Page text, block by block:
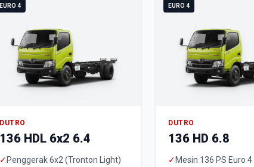
EURO 4
DUTRO
136 HDL 6x2 6.4
✓ Penggerak 6x2 (Tronton Light)
EURO 4
DUTRO
136 HD 6.8
✓ Mesin 136 PS Euro 4